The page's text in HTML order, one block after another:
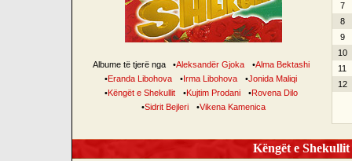
Albume të tjerë nga •Aleksandër Gjoka •Alma Bektashi
•Eranda Libohova •Irma Libohova •Jonida Maliqi
•Këngët e Shekullit •Kujtim Prodani •Rovena Dilo
•Sidrit Bejleri •Vikena Kamenica
7
8
9
10
11
12
Këngët e